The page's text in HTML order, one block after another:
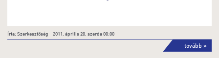
Írta: Szerkesztőség 2011. április 20. szerda 00:00
tovább »